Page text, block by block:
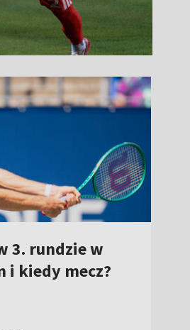
3. rundzie w
i kiedy mecz?